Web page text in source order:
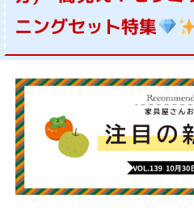
ニングセット特集